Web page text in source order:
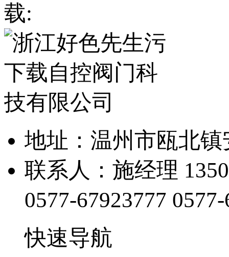
载:
地址：温州市瓯北
联系人：施经理
0577-67923777
快速导航